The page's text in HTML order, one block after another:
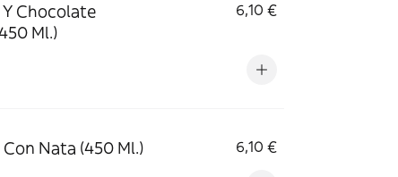
Chocolate
Ml.)
6,10 €
Nata (450 Ml.) 6,10 €